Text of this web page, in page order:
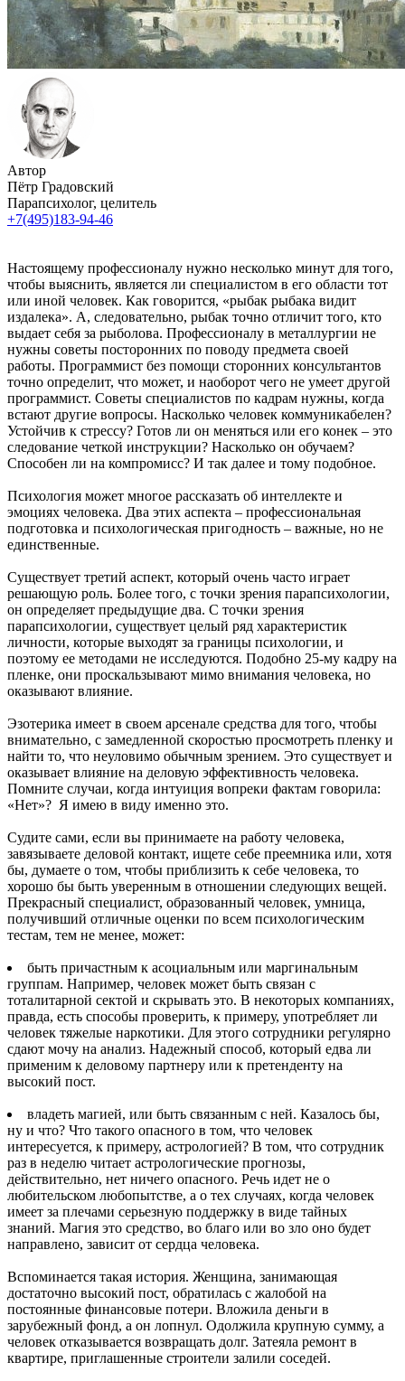
Автор
Пётр Градовский
Парапсихолог, целитель
+7(495)183-94-46
Настоящему профессионалу нужно несколько минут для того,
чтобы выяснить, является ли специалистом в его области тот
или иной человек. Как говорится, «рыбак рыбака видит
издалека». А, следовательно, рыбак точно отличит того, кто
выдает себя за рыболова. Профессионалу в металлургии не
нужны советы посторонних по поводу предмета своей
работы. Программист без помощи сторонних консультантов
точно определит, что может, и наоборот чего не умеет другой
программист. Советы специалистов по кадрам нужны, когда
встают другие вопросы. Насколько человек коммуникабелен?
Устойчив к стрессу? Готов ли он меняться или его конек – это
следование четкой инструкции? Насколько он обучаем?
Способен ли на компромисс? И так далее и тому подобное.
Психология может многое рассказать об интеллекте и
эмоциях человека. Два этих аспекта – профессиональная
подготовка и психологическая пригодность – важные, но не
единственные.
Существует третий аспект, который очень часто играет
решающую роль. Более того, с точки зрения парапсихологии,
он определяет предыдущие два. С точки зрения
парапсихологии, существует целый ряд характеристик
личности, которые выходят за границы психологии, и
поэтому ее методами не исследуются. Подобно 25-му кадру на
пленке, они проскальзывают мимо внимания человека, но
оказывают влияние.
Эзотерика имеет в своем арсенале средства для того, чтобы
внимательно, с замедленной скоростью просмотреть пленку и
найти то, что неуловимо обычным зрением. Это существует и
оказывает влияние на деловую эффективность человека.
Помните случаи, когда интуиция вопреки фактам говорила:
«Нет»? Я имею в виду именно это.
Судите сами, если вы принимаете на работу человека,
завязываете деловой контакт, ищете себе преемника или, хотя
бы, думаете о том, чтобы приблизить к себе человека, то
хорошо бы быть уверенным в отношении следующих вещей.
Прекрасный специалист, образованный человек, умница,
получивший отличные оценки по всем психологическим
тестам, тем не менее, может:
быть причастным к асоциальным или маргинальным
группам. Например, человек может быть связан с
тоталитарной сектой и скрывать это. В некоторых компаниях,
правда, есть способы проверить, к примеру, употребляет ли
человек тяжелые наркотики. Для этого сотрудники регулярно
сдают мочу на анализ. Надежный способ, который едва ли
применим к деловому партнеру или к претенденту на
высокий пост.
владеть магией, или быть связанным с ней. Казалось бы,
ну и что? Что такого опасного в том, что человек
интересуется, к примеру, астрологией? В том, что сотрудник
раз в неделю читает астрологические прогнозы,
действительно, нет ничего опасного. Речь идет не о
любительском любопытстве, а о тех случаях, когда человек
имеет за плечами серьезную поддержку в виде тайных
знаний. Магия это средство, во благо или во зло оно будет
направлено, зависит от сердца человека.
Вспоминается такая история. Женщина, занимающая
достаточно высокий пост, обратилась с жалобой на
постоянные финансовые потери. Вложила деньги в
зарубежный фонд, а он лопнул. Одолжила крупную сумму, а
человек отказывается возвращать долг. Затеяла ремонт в
квартире, приглашенные строители залили соседей.